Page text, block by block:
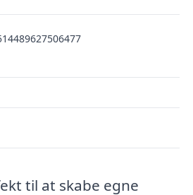
til at skabe egne